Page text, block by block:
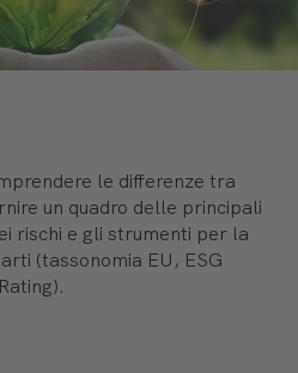
le differenze tra
un quadro delle principali
rischi e gli strumenti per la
(tassonomia EU, ESG